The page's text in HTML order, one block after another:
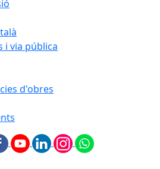
i via pública
d'obres